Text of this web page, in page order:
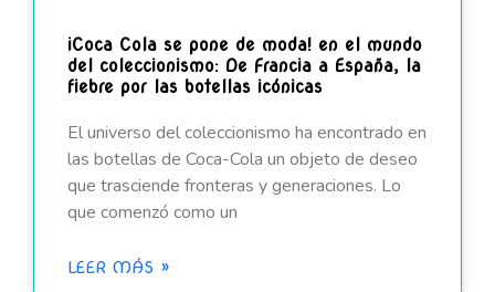
¡Coca Cola se pone de moda! en el mundo
del coleccionismo: De Francia a España, la
fiebre por las botellas icónicas
El universo del coleccionismo ha encontrado en
las botellas de Coca-Cola un objeto de deseo
que trasciende fronteras y generaciones. Lo
que comenzó como un
LEER MÁS »